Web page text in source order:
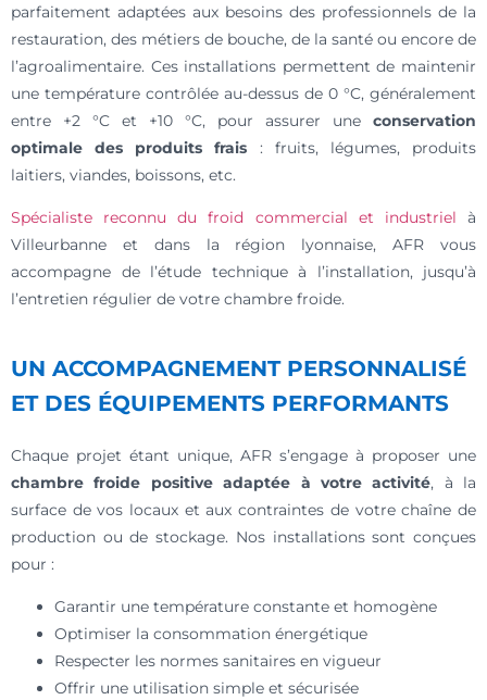
parfaitement adaptées aux besoins des professionnels de la
restauration, des métiers de bouche, de la santé ou encore de
l’agroalimentaire. Ces installations permettent de maintenir
une température contrôlée au-dessus de 0 °C, généralement
entre +2 °C et +10 °C, pour assurer une conservation
optimale des produits frais : fruits, légumes, produits
laitiers, viandes, boissons, etc.
Spécialiste reconnu du froid commercial et industriel à
Villeurbanne et dans la région lyonnaise, AFR vous
accompagne de l’étude technique à l’installation, jusqu’à
l’entretien régulier de votre chambre froide.
UN ACCOMPAGNEMENT PERSONNALISÉ
ET DES ÉQUIPEMENTS PERFORMANTS
Chaque projet étant unique, AFR s’engage à proposer une
chambre froide positive adaptée à votre activité, à la
surface de vos locaux et aux contraintes de votre chaîne de
production ou de stockage. Nos installations sont conçues
pour :
Garantir une température constante et homogène
Optimiser la consommation énergétique
Respecter les normes sanitaires en vigueur
Offrir une utilisation simple et sécurisée